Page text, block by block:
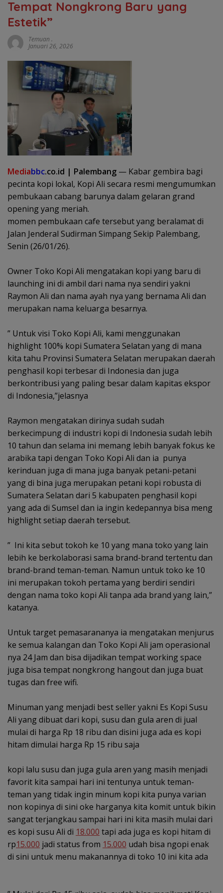
Tempat Nongkrong Baru yang
Estetik”
Temuan .
Januari 26, 2026
Mediabbc.co.id | Palembang — Kabar gembira bagi
pecinta kopi lokal, Kopi Ali secara resmi mengumumkan
pembukaan cabang barunya dalam gelaran grand
opening yang meriah.
‎momen pembukaan cafe tersebut yang beralamat di
Jalan Jenderal Sudirman Simpang Sekip Palembang,
Senin (26/01/26).
‎Owner Toko Kopi Ali mengatakan kopi yang baru di
launching ini di ambil dari nama nya sendiri yakni
Raymon Ali dan nama ayah nya yang bernama Ali dan
merupakan nama keluarga besarnya.
‎” Untuk visi Toko Kopi Ali, kami menggunakan
highlight 100% kopi Sumatera Selatan yang di mana
kita tahu Provinsi Sumatera Selatan merupakan daerah
penghasil kopi terbesar di Indonesia dan juga
berkontribusi yang paling besar dalam kapitas ekspor
di Indonesia,”jelasnya
‎Raymon mengatakan dirinya sudah sudah
berkecimpung di industri kopi di Indonesia sudah lebih
10 tahun dan selama ini memang lebih banyak fokus ke
arabika tapi dengan Toko Kopi Ali dan ia punya
kerinduan juga di mana juga banyak petani-petani
yang di bina juga merupakan petani kopi robusta di
Sumatera Selatan dari 5 kabupaten penghasil kopi
yang ada di Sumsel dan ia ingin kedepannya bisa meng
highlight setiap daerah tersebut.
‎” Ini kita sebut tokoh ke 10 yang mana toko yang lain
lebih ke berkolaborasi sama brand-brand tertentu dan
brand-brand teman-teman. Namun untuk toko ke 10
ini merupakan tokoh pertama yang berdiri sendiri
dengan nama toko kopi Ali tanpa ada brand yang lain,”
katanya.
‎Untuk target pemasarananya ia mengatakan menjurus
ke semua kalangan dan Toko Kopi Ali jam operasional
nya 24 Jam dan bisa dijadikan tempat working space
juga bisa tempat nongkrong hangout dan juga buat
tugas dan free wifi.
‎Minuman yang menjadi best seller yakni Es Kopi Susu
Ali yang dibuat dari kopi, susu dan gula aren di jual
mulai di harga Rp 18 ribu dan disini juga ada es kopi
hitam dimulai harga Rp 15 ribu saja
‎kopi lalu susu dan juga gula aren yang masih menjadi
favorit kita sampai hari ini tentunya untuk teman-
teman yang tidak ingin minum kopi kita punya varian
non kopinya di sini oke harganya kita komit untuk bikin
sangat terjangkau sampai hari ini kita masih mulai dari
es kopi susu Ali di 18.000 tapi ada juga es kopi hitam di
rp15.000 jadi status from 15.000 udah bisa ngopi enak
di sini untuk menu makanannya di toko 10 ini kita ada